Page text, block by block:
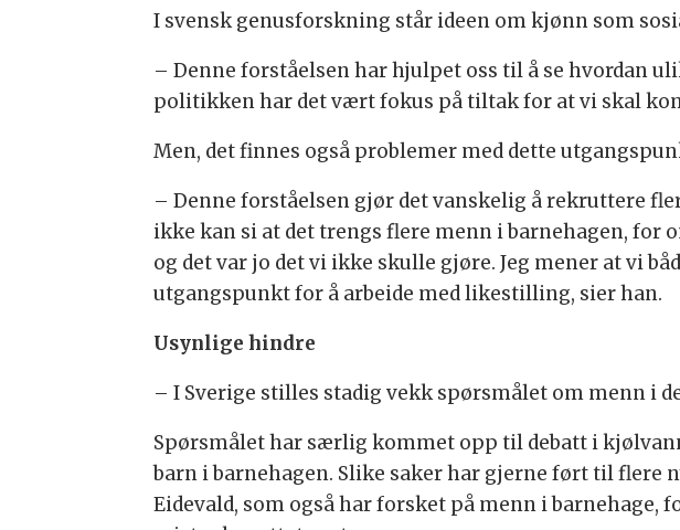
I svensk genusforskning står ideen om kjønn som
– Denne forståelsen har hjulpet oss til å se hvordan
politikken har det vært fokus på tiltak for at vi skal
Men, det finnes også problemer med dette
– Denne forståelsen gjør det vanskelig å rekruttere
ikke kan si at det trengs flere menn i barnehagen,
og det var jo det vi ikke skulle gjøre. Jeg mener at vi
utgangspunkt for å arbeide med likestilling, sier han.
Usynlige hindre
– I Sverige stilles stadig vekk spørsmålet om menn i
Spørsmålet har særlig kommet opp til debatt i
barn i barnehagen. Slike saker har gjerne ført til flere
Eidevald, som også har forsket på menn i